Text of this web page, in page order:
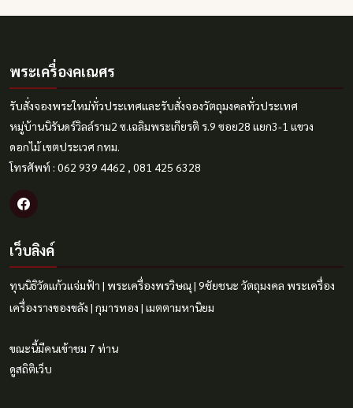
พระเครื่องคเณศร
รับสั่งจองพระใหม่ทั่วประเทศและรับสั่งจองวัตถุมงคลทั่วประเทศ
หมู่บ้านนิรันดร์วิลล์ราม2 ซ.เฉลิมพระเกียรติ ร.9 ซอย28 แยก3-1 แขวง
ดอกไม้ เขตประเวศ กทม.
โทรศัพท์ : 062 939 4462 , 081 425 6328
เว็บลิงค์
ทุนนิธิวัดแก้วแจ่มฟ้า | พระเครื่องพรวิษณุ| 9ชัยชนะ วัตถุมงคล พระเครื่อง
เครื่องรางของขลัง | กุมารทอง | เมตตามหานิยม
ขณะนี้มีคนเข้าชม 7 ท่าน
ดูสถิติเว็บ